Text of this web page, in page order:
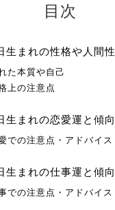
目次
生まれの性格や人間性
た本質や自己
上の注意点
生まれの恋愛運と傾向
での注意点・アドバイス
生まれの仕事運と傾向
での注意点・アドバイス